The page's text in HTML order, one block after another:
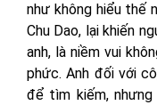
như không hiểu thế
Chu Dao, lại khiến
anh, là niềm vui
phức. Anh đối với
để tìm kiếm, nhưng